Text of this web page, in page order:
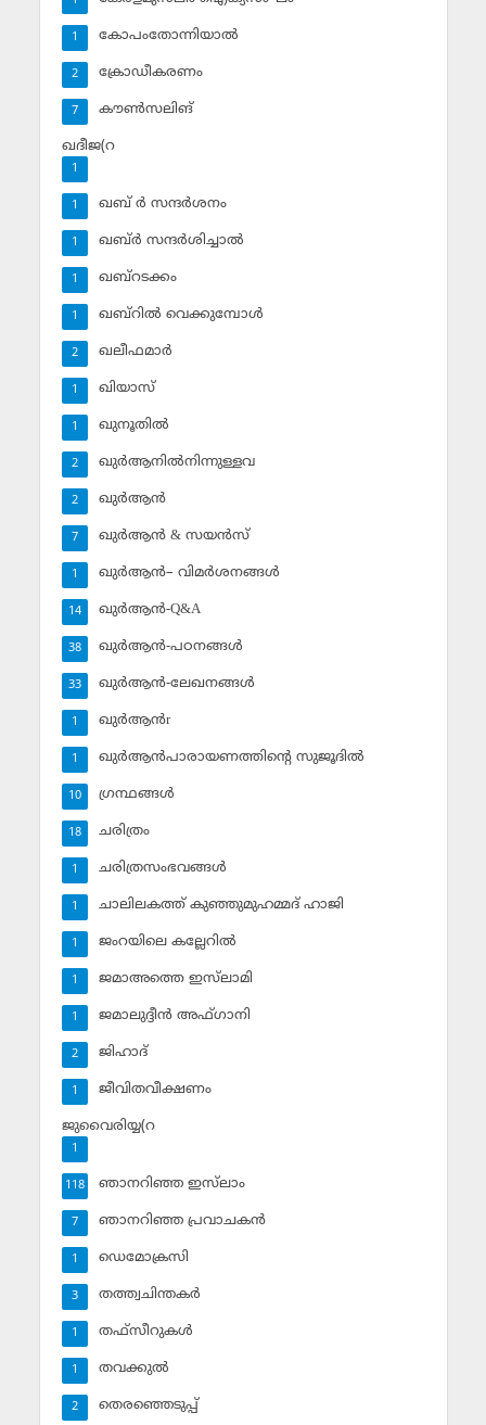
കോപംതോന്നിയാല്‍
1
ക്രോഡീകരണം
2
കൗണ്‍സലിങ്‌
7
ഖദീജ(റ
1
ഖബ് ര്‍ സന്ദര്‍ശനം
1
ഖബ്ര്‍ സന്ദര്‍ശിച്ചാല്‍
1
ഖബ്‌റടക്കം
1
ഖബ്‌റില്‍ വെക്കുമ്പോള്‍
1
ഖലീഫമാര്‍
2
ഖിയാസ്
1
ഖുനൂതില്‍
1
ഖുര്‍ആനില്‍നിന്നുള്ളവ
2
ഖുര്‍ആന്‍
2
ഖുര്‍ആന്‍ & സയന്‍സ്‌
7
ഖുര്‍ആന്‍– വിമര്‍ശനങ്ങള്‍
1
ഖുര്‍ആന്‍-Q&A
14
ഖുര്‍ആന്‍-പഠനങ്ങള്‍
38
ഖുര്‍ആന്‍-ലേഖനങ്ങള്‍
33
ഖുര്‍ആന്‍r
1
ഖുര്‍ആന്‍പാരായണത്തിന്റെ സുജൂദില്‍
1
ഗ്രന്ഥങ്ങള്‍
10
ചരിത്രം
18
ചരിത്രസംഭവങ്ങള്‍
1
ചാലിലകത്ത് കുഞ്ഞുമുഹമ്മദ് ഹാജി
1
ജംറയിലെ കല്ലേറില്‍
1
ജമാഅത്തെ ഇസ്‌ലാമി
1
ജമാലുദ്ദീന്‍ അഫ്ഗാനി
1
ജിഹാദ്‌
2
ജീവിതവീക്ഷണം
1
ജുവൈരിയ്യ(റ
1
ഞാനറിഞ്ഞ ഇസ്‌ലാം
118
ഞാനറിഞ്ഞ പ്രവാചകന്‍
7
ഡെമോക്രസി
1
തത്ത്വചിന്തകര്‍
3
തഫ്‌സീറുകള്‍
1
തവക്കുല്‍
1
തെരഞ്ഞെടുപ്പ്
2